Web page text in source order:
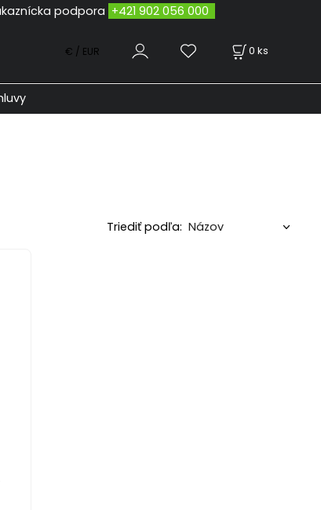
+421 902 056 000
0 ks
€ / EUR
Triediť podľa: